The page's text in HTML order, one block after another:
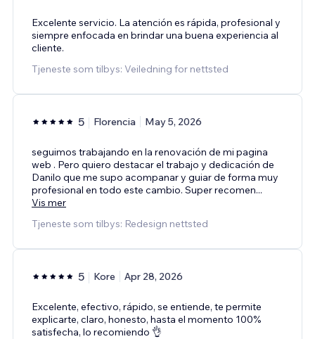
Excelente servicio. La atención es rápida, profesional y
siempre enfocada en brindar una buena experiencia al
cliente.
Tjeneste som tilbys: Veiledning for nettsted
5 Florencia May 5, 2026
seguimos trabajando en la renovación de mi pagina
web . Pero quiero destacar el trabajo y dedicación de
Danilo que me supo acompanar y guiar de forma muy
profesional en todo este cambio. Super recomen...
Vis mer
Tjeneste som tilbys: Redesign nettsted
5 Kore Apr 28, 2026
Excelente, efectivo, rápido, se entiende, te permite
explicarte, claro, honesto, hasta el momento 100%
satisfecha, lo recomiendo 👌